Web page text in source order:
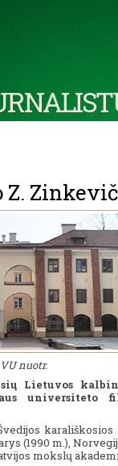
VU nuotr.
Lietuvos
universiteto
(1990 m.),
mokslų